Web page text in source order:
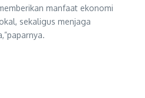
manfaat ekonomi
sekaligus menjaga